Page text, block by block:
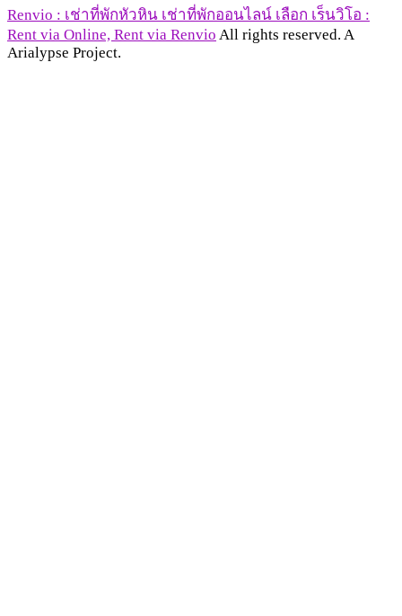
Renvio : เช่าที่พักหัวหิน เช่าที่พักออนไลน์ เลือก เร็นวิโอ :
Rent via Online, Rent via Renvio All rights reserved. A
Arialypse Project.